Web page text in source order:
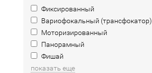
Фиксированный
Вариофокальный (трансфокатор)
Моторизированный
Панорамный
Фишай
показать еще